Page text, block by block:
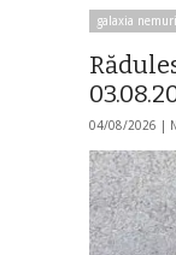
galaxia
04/08/2026 |